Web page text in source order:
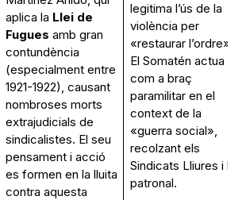
aplica la Llei de
Fugues amb gran
contundència
(especialment entre
1921-1922), causant
nombroses morts
extrajudicials de
sindicalistes. El seu
pensament i acció
es formen en la lluita
contra aquesta
legitima l’ús de la
violència per
«restaurar l’ordre».
El Somatén actua
com a braç
paramilitar en el
context de la
«guerra social»,
recolzant els
Sindicats Lliures i la
patronal.